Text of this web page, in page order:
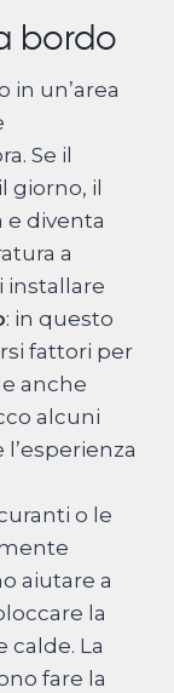
bordo
in un’area
Se il
giorno, il
e diventa
a
installare
: in questo
fattori per
anche
alcuni
o le
aiutare a
la
calde. La
fare la